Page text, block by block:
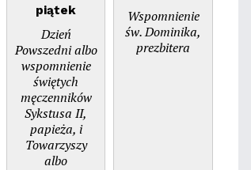
piątek
Dzień
Powszedni albo
wspomnienie
świętych
męczenników
Sykstusa II,
papieża, i
Towarzyszy
albo
Wspomnienie
św. Dominika,
prezbitera